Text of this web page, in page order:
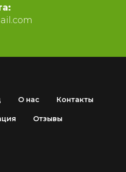
О нас Контакты
Отзывы